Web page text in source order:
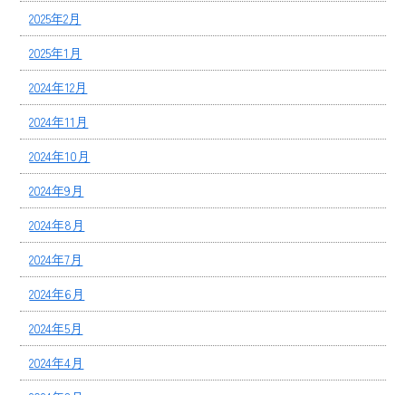
2025年2月
2025年1月
2024年12月
2024年11月
2024年10月
2024年9月
2024年8月
2024年7月
2024年6月
2024年5月
2024年4月